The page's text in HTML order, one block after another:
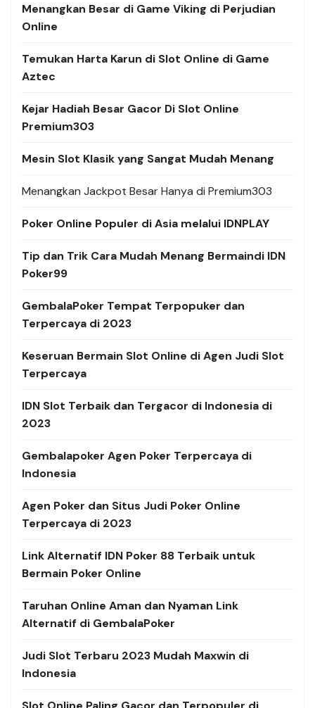
Menangkan Besar di Game Viking di Perjudian
Online
Temukan Harta Karun di Slot Online di Game
Aztec
Kejar Hadiah Besar Gacor Di Slot Online
Premium303
Mesin Slot Klasik yang Sangat Mudah Menang
Menangkan Jackpot Besar Hanya di Premium303
Poker Online Populer di Asia melalui IDNPLAY
Tip dan Trik Cara Mudah Menang Bermaindi IDN
Poker99
GembalaPoker Tempat Terpopuker dan
Terpercaya di 2023
Keseruan Bermain Slot Online di Agen Judi Slot
Terpercaya
IDN Slot Terbaik dan Tergacor di Indonesia di
2023
Gembalapoker Agen Poker Terpercaya di
Indonesia
Agen Poker dan Situs Judi Poker Online
Terpercaya di 2023
Link Alternatif IDN Poker 88 Terbaik untuk
Bermain Poker Online
Taruhan Online Aman dan Nyaman Link
Alternatif di GembalaPoker
Judi Slot Terbaru 2023 Mudah Maxwin di
Indonesia